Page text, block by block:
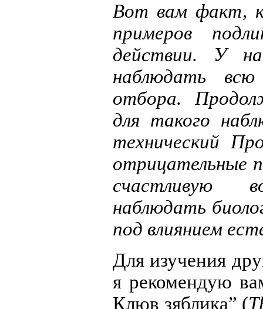
Вот вам факт,
примеров
действии. У
наблюдать
отбора.
для такого
технический
отрицательные
счастливую
наблюдать
под влиянием
Для изучения
я рекомендую
Клюв зяблика” (